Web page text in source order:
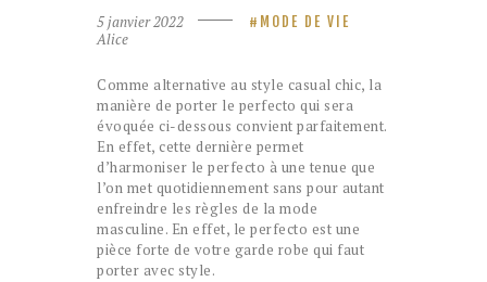
5 janvier 2022 MODE DE VIE
Alice
Comme alternative au style casual chic, la
manière de porter le perfecto qui sera
évoquée ci-dessous convient parfaitement.
En effet, cette dernière permet
d’harmoniser le perfecto à une tenue que
l’on met quotidiennement sans pour autant
enfreindre les règles de la mode
masculine. En effet, le perfecto est une
pièce forte de votre garde robe qui faut
porter avec style.